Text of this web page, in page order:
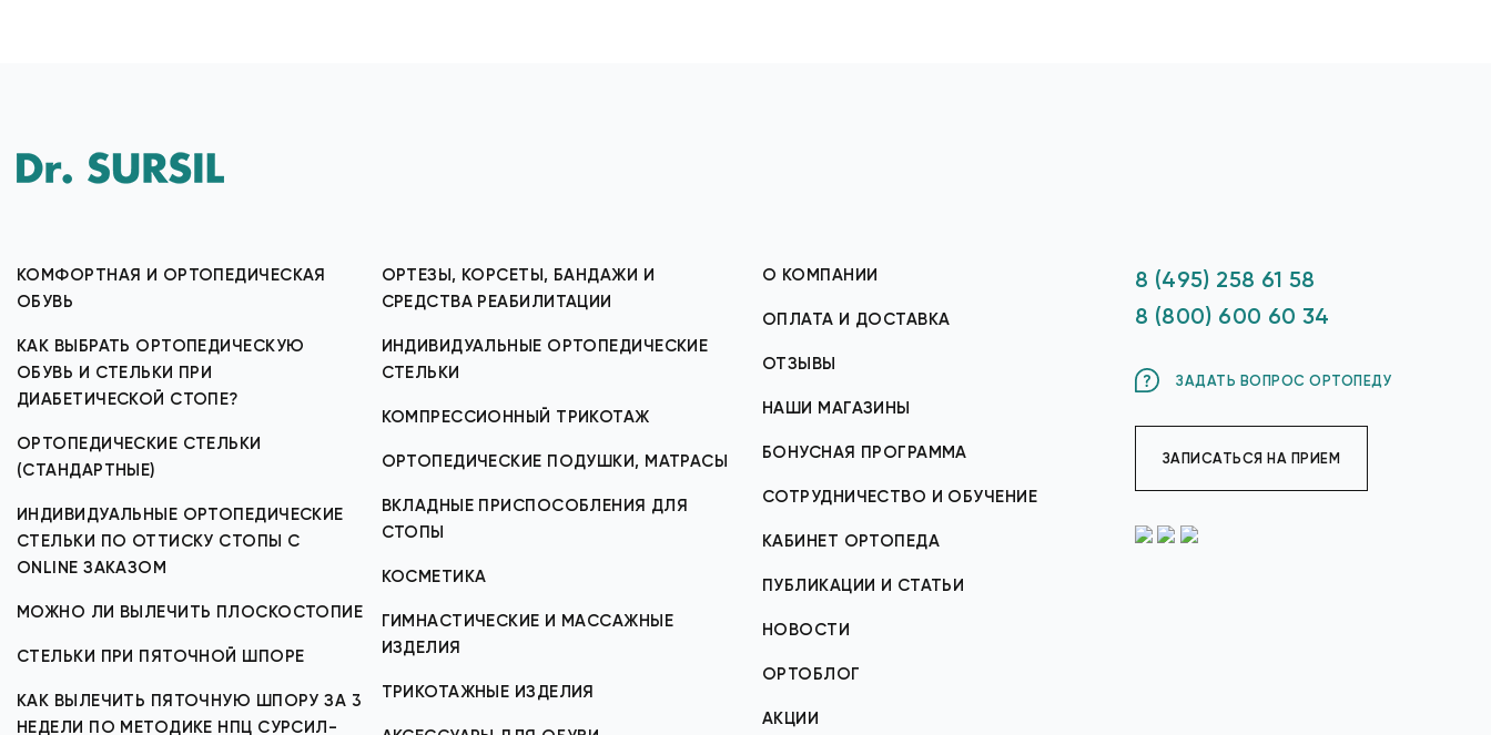
КОМФОРТНАЯ И ОРТОПЕДИЧЕСКАЯ
ОБУВЬ
КАК ВЫБРАТЬ ОРТОПЕДИЧЕСКУЮ
ОБУВЬ И СТЕЛЬКИ ПРИ
ДИАБЕТИЧЕСКОЙ СТОПЕ?
ОРТОПЕДИЧЕСКИЕ СТЕЛЬКИ
(СТАНДАРТНЫЕ)
ИНДИВИДУАЛЬНЫЕ ОРТОПЕДИЧЕСКИЕ
СТЕЛЬКИ ПО ОТТИСКУ СТОПЫ С
ONLINE ЗАКАЗОМ
МОЖНО ЛИ ВЫЛЕЧИТЬ ПЛОСКОСТОПИЕ
СТЕЛЬКИ ПРИ ПЯТОЧНОЙ ШПОРЕ
КАК ВЫЛЕЧИТЬ ПЯТОЧНУЮ ШПОРУ ЗА 3
НЕДЕЛИ ПО МЕТОДИКЕ НПЦ СУРСИЛ-
ОРТЕЗЫ, КОРСЕТЫ, БАНДАЖИ И
СРЕДСТВА РЕАБИЛИТАЦИИ
ИНДИВИДУАЛЬНЫЕ ОРТОПЕДИЧЕСКИЕ
СТЕЛЬКИ
КОМПРЕССИОННЫЙ ТРИКОТАЖ
ОРТОПЕДИЧЕСКИЕ ПОДУШКИ, МАТРАСЫ
ВКЛАДНЫЕ ПРИСПОСОБЛЕНИЯ ДЛЯ
СТОПЫ
КОСМЕТИКА
ГИМНАСТИЧЕСКИЕ И МАССАЖНЫЕ
ИЗДЕЛИЯ
ТРИКОТАЖНЫЕ ИЗДЕЛИЯ
О КОМПАНИИ
ОПЛАТА И ДОСТАВКА
ОТЗЫВЫ
НАШИ МАГАЗИНЫ
БОНУСНАЯ ПРОГРАММА
СОТРУДНИЧЕСТВО И ОБУЧЕНИЕ
КАБИНЕТ ОРТОПЕДА
ПУБЛИКАЦИИ И СТАТЬИ
НОВОСТИ
ОРТОБЛОГ
АКЦИИ
8 (495) 258 61 58
8 (800) 600 60 34
ЗАДАТЬ ВОПРОС ОРТОПЕДУ
ЗАПИСАТЬСЯ НА ПРИЕМ